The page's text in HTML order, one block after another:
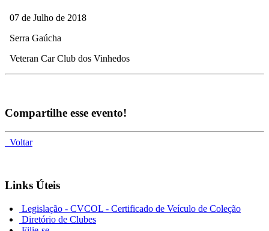
07 de Julho de 2018
Serra Gaúcha
Veteran Car Club dos Vinhedos
Compartilhe esse evento!
Voltar
Links Úteis
Legislação - CVCOL - Certificado de Veículo de Coleção
Diretório de Clubes